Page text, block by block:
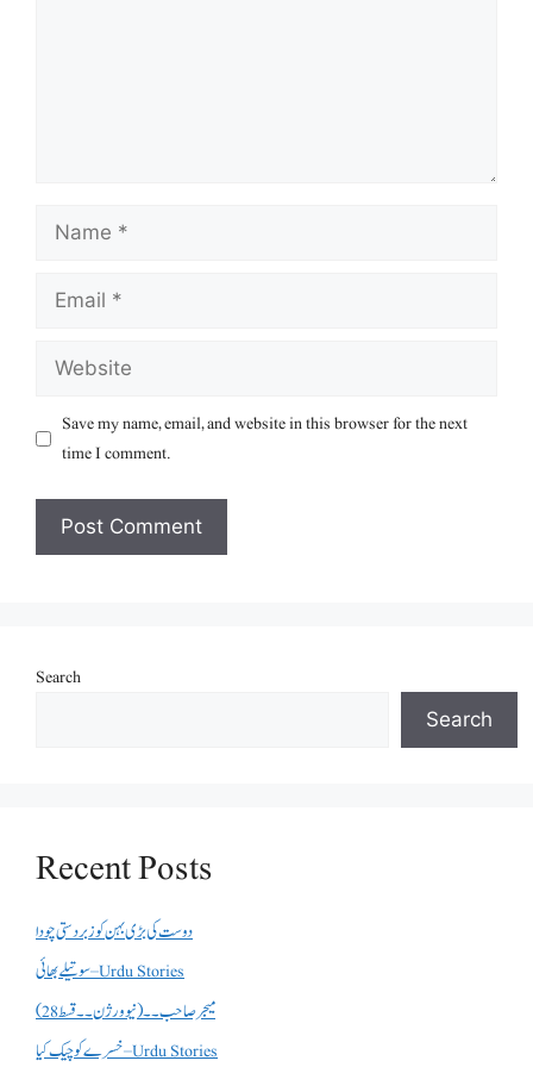
Name
Email
Website
Save my name, email, and website in this browser for the next
time I comment.
Search
Search
Recent Posts
دوست کی بڑی بہن کو زبردستی چودا
سوتیلے بھائی – Urdu Stories
میجر صاحب۔۔( نیو ورژن ۔۔قسط 28)
خسرے کو چیک کیا – Urdu Stories